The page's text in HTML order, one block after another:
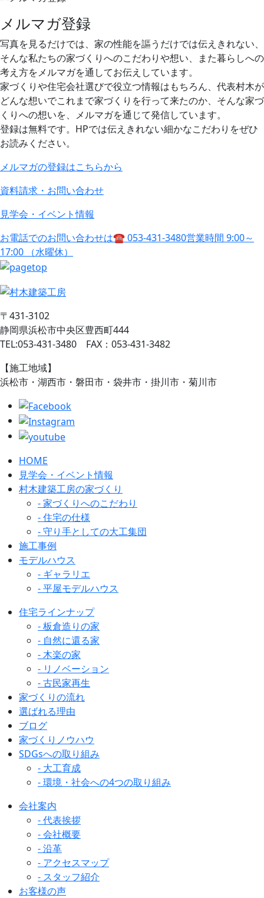
メルマガ登録
写真を見るだけでは、家の性能を謳うだけでは伝えきれない、
そんな私たちの家づくりへのこだわりや想い、また暮らしへの
考え方をメルマガを通してお伝えしています。
家づくりや住宅会社選びで役立つ情報はもちろん、代表村木が
どんな想いでこれまで家づくりを行って来たのか、そんな家づ
くりへの想いを、メルマガを通じて発信しています。
登録は無料です。HPでは伝えきれない細かなこだわりをぜひ
お読みください。
メルマガの登録はこちらから
資料請求・お問い合わせ
見学会・イベント情報
お電話でのお問い合わせは☎ 053-431-3480営業時間 9:00～
17:00 （水曜休）
〒431-3102
静岡県浜松市中央区豊西町444
TEL:053-431-3480 FAX：053-431-3482
【施工地域】
浜松市・湖西市・磐田市・袋井市・掛川市・菊川市
HOME
見学会・イベント情報
村木建築工房の家づくり
- 家づくりへのこだわり
- 住宅の仕様
- 守り手としての大工集団
施工事例
モデルハウス
- ギャラリエ
- 平屋モデルハウス
住宅ラインナップ
- 板倉造りの家
- 自然に還る家
- 木楽の家
- リノベーション
- 古民家再生
家づくりの流れ
選ばれる理由
ブログ
家づくりノウハウ
SDGsへの取り組み
- 大工育成
- 環境・社会への4つの取り組み
会社案内
- 代表挨拶
- 会社概要
- 沿革
- アクセスマップ
- スタッフ紹介
お客様の声